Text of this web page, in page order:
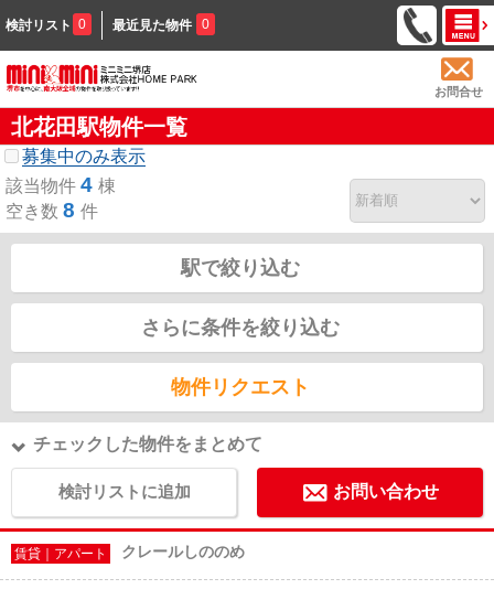
検討リスト 0 最近見た物件 0
お問合せ
北花田駅物件一覧
募集中のみ表示
該当物件 4 棟
空き数 8 件
駅で絞り込む
さらに条件を絞り込む
物件リクエスト
チェックした物件をまとめて
検討リストに追加 お問い合わせ
賃貸｜アパート クレールしののめ